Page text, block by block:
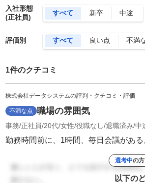
入社形態
(正社員)
すべて 新卒 中途
評価別 すべて 良い点 不満
1件のクチコミ
株式会社データシステムの評判・クチコミ・評価
不満な点 職場の雰囲気
事務 正社員 20代 女性 役職なし 退職済み 中
勤務時間前に、1時間、毎日会議があ
選考中の
以下の